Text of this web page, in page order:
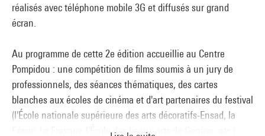
réalisés avec téléphone mobile 3G et diffusés sur grand
écran.
Au programme de cette 2e édition accueillie au Centre
Pompidou : une compétition de films soumis à un jury de
professionnels, des séances thématiques, des cartes
blanches aux écoles de cinéma et d'art partenaires du festival
(l'École nationale supérieure des arts décoratifs-Ensad, la
Fémis, Le Fresnoy, l'École des beaux-arts de Genève, etc.).